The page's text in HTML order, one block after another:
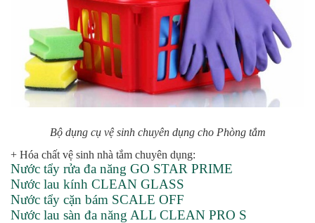
Bộ dụng cụ vệ sinh chuyên dụng cho Phòng tắm
+ Hóa chất vệ sinh nhà tắm chuyên dụng:
Nước tẩy rửa đa năng GO STAR PRIME
Nước lau kính CLEAN GLASS
Nước tẩy cặn bám SCALE OFF
Nước lau sàn đa năng ALL CLEAN PRO S